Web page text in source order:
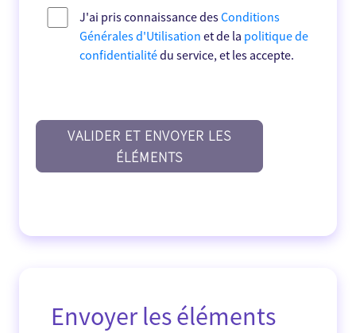
J'ai pris connaissance desConditions
Générales d'Utilisationet de la politique de
confidentialitédu service, et les accepte.
VALIDER ET ENVOYER LES
ÉLÉMENTS
Envoyer les éléments